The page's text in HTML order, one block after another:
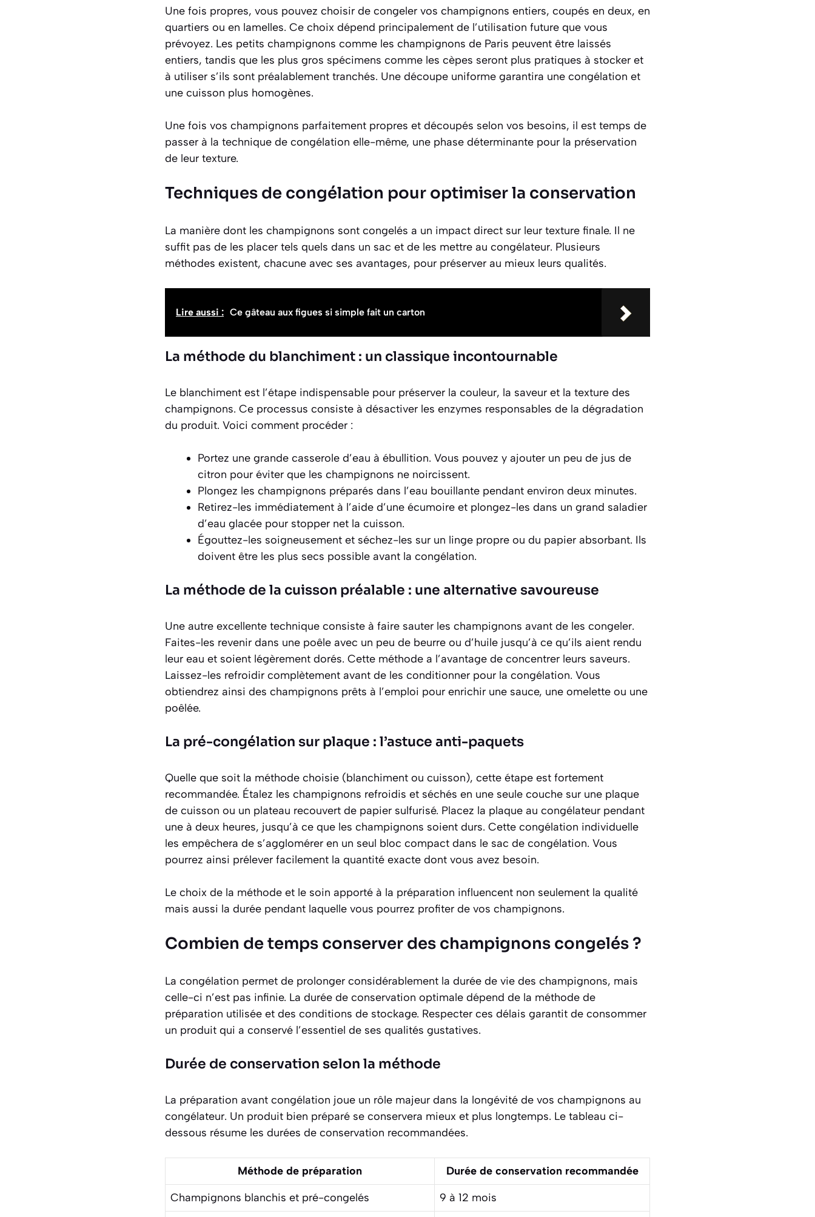
Une fois propres, vous pouvez choisir de congeler vos champignons entiers, coupés en deux, en
quartiers ou en lamelles. Ce choix dépend principalement de l’utilisation future que vous
prévoyez. Les petits champignons comme les champignons de Paris peuvent être laissés
entiers, tandis que les plus gros spécimens comme les cèpes seront plus pratiques à stocker et
à utiliser s’ils sont préalablement tranchés. Une découpe uniforme garantira une congélation et
une cuisson plus homogènes.
Une fois vos champignons parfaitement propres et découpés selon vos besoins, il est temps de
passer à la technique de congélation elle-même, une phase déterminante pour la préservation
de leur texture.
Techniques de congélation pour optimiser la conservation
La manière dont les champignons sont congelés a un impact direct sur leur texture finale. Il ne
suffit pas de les placer tels quels dans un sac et de les mettre au congélateur. Plusieurs
méthodes existent, chacune avec ses avantages, pour préserver au mieux leurs qualités.
Lire aussi : Ce gâteau aux figues si simple fait un carton
La méthode du blanchiment : un classique incontournable
Le blanchiment est l’étape indispensable pour préserver la couleur, la saveur et la texture des
champignons. Ce processus consiste à désactiver les enzymes responsables de la dégradation
du produit. Voici comment procéder :
Portez une grande casserole d’eau à ébullition. Vous pouvez y ajouter un peu de jus de
citron pour éviter que les champignons ne noircissent.
Plongez les champignons préparés dans l’eau bouillante pendant environ deux minutes.
Retirez-les immédiatement à l’aide d’une écumoire et plongez-les dans un grand saladier
d’eau glacée pour stopper net la cuisson.
Égouttez-les soigneusement et séchez-les sur un linge propre ou du papier absorbant. Ils
doivent être les plus secs possible avant la congélation.
La méthode de la cuisson préalable : une alternative savoureuse
Une autre excellente technique consiste à faire sauter les champignons avant de les congeler.
Faites-les revenir dans une poêle avec un peu de beurre ou d’huile jusqu’à ce qu’ils aient rendu
leur eau et soient légèrement dorés. Cette méthode a l’avantage de concentrer leurs saveurs.
Laissez-les refroidir complètement avant de les conditionner pour la congélation. Vous
obtiendrez ainsi des champignons prêts à l’emploi pour enrichir une sauce, une omelette ou une
poêlée.
La pré-congélation sur plaque : l’astuce anti-paquets
Quelle que soit la méthode choisie (blanchiment ou cuisson), cette étape est fortement
recommandée. Étalez les champignons refroidis et séchés en une seule couche sur une plaque
de cuisson ou un plateau recouvert de papier sulfurisé. Placez la plaque au congélateur pendant
une à deux heures, jusqu’à ce que les champignons soient durs. Cette congélation individuelle
les empêchera de s’agglomérer en un seul bloc compact dans le sac de congélation. Vous
pourrez ainsi prélever facilement la quantité exacte dont vous avez besoin.
Le choix de la méthode et le soin apporté à la préparation influencent non seulement la qualité
mais aussi la durée pendant laquelle vous pourrez profiter de vos champignons.
Combien de temps conserver des champignons congelés ?
La congélation permet de prolonger considérablement la durée de vie des champignons, mais
celle-ci n’est pas infinie. La durée de conservation optimale dépend de la méthode de
préparation utilisée et des conditions de stockage. Respecter ces délais garantit de consommer
un produit qui a conservé l’essentiel de ses qualités gustatives.
Durée de conservation selon la méthode
La préparation avant congélation joue un rôle majeur dans la longévité de vos champignons au
congélateur. Un produit bien préparé se conservera mieux et plus longtemps. Le tableau ci-
dessous résume les durées de conservation recommandées.
Méthode de préparation
Durée de conservation recommandée
Champignons blanchis et pré-congelés
9 à 12 mois